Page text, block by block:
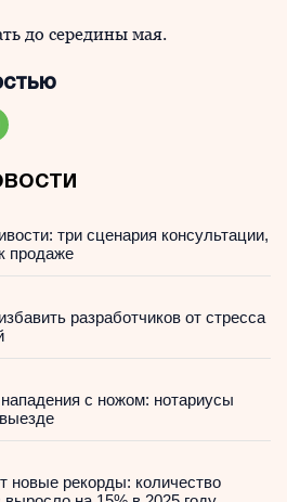
до середины мая.
три сценария консультации,
продаже
разработчиков от стресса
с ножом: нотариусы
новые рекорды: количество